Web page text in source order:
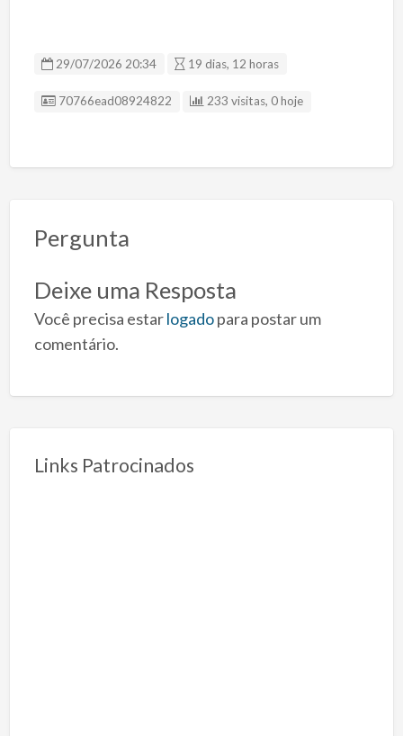
29/07/2026 20:34 19 dias, 12 horas
ID Anúncio
70766ead08924822 233 visitas, 0 hoje
Pergunta
Deixe uma Resposta
Você precisa estarlogadopara postar um
comentário.
Links Patrocinados